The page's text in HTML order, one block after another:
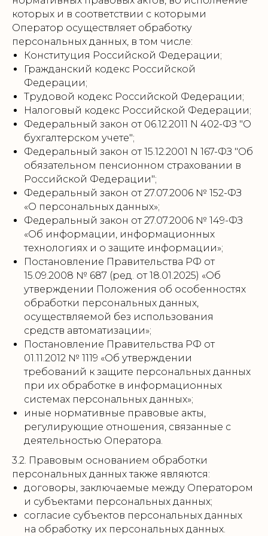
которых и в соответствии с которыми
Оператор осуществляет обработку
персональных данных, в том числе:
Конституция Российской Федерации;
Гражданский кодекс Российской
Федерации;
Трудовой кодекс Российской Федерации;
Налоговый кодекс Российской Федерации;
Федеральный закон от 06.12.2011 N 402-ФЗ "О
бухгалтерском учете";
Федеральный закон от 15.12.2001 N 167-ФЗ "Об
обязательном пенсионном страховании в
Российской Федерации";
Федеральный закон от 27.07.2006 № 152-ФЗ
«О персональных данных»;
Федеральный закон от 27.07.2006 № 149-ФЗ
«Об информации, информационных
технологиях и о защите информации»;
Постановление Правительства РФ от
15.09.2008 № 687 (ред. от 18.01.2025) «Об
утверждении Положения об особенностях
обработки персональных данных,
осуществляемой без использования
средств автоматизации»;
Постановление Правительства РФ от
01.11.2012 № 1119 «Об утверждении
требований к защите персональных данных
при их обработке в информационных
системах персональных данных»;
иные нормативные правовые акты,
регулирующие отношения, связанные с
деятельностью Оператора.
3.2. Правовым основанием обработки
персональных данных также являются:
договоры, заключаемые между Оператором
и субъектами персональных данных;
согласие субъектов персональных данных
на обработку их персональных данных.